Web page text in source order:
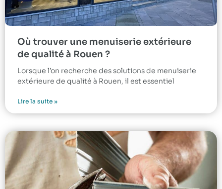
Où trouver une menuiserie extérieure
de qualité à Rouen ?
Lorsque l’on recherche des solutions de menuiserie
extérieure de qualité à Rouen, il est essentiel
Lire la suite »